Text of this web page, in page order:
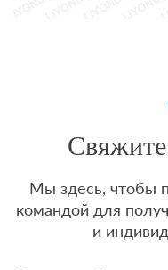
Мы здесь, чтобы
командой для
и